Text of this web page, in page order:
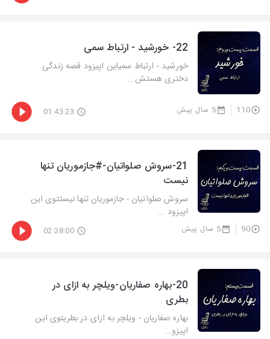
22- خورشید - ارتباط سمی
خورشید - ارتباط سمیاین اپیزود قصه زندگی
دختری هستش...
110 5 سال پیش 01:43:23
21-سروش صلواتیان-#جازموریان تنها
نیست
سروش صلواتیان - جازموریان تنها نیستتوی این
اپیزود ...
90 5 سال پیش 02:28:00
20-بهاره صفاریان-ویلچر به ازای در
بطری
بهاره صفاریان - ویلچر به ازای در بطریتوی این
اپیزو...